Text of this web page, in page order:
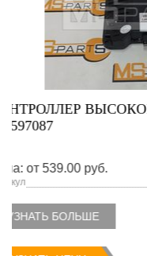
ФИЛЬТР
ЭКСКАВАТОР
Цена: от 539.00 руб.
Артикул
УЗНАТЬ БОЛЬШЕ